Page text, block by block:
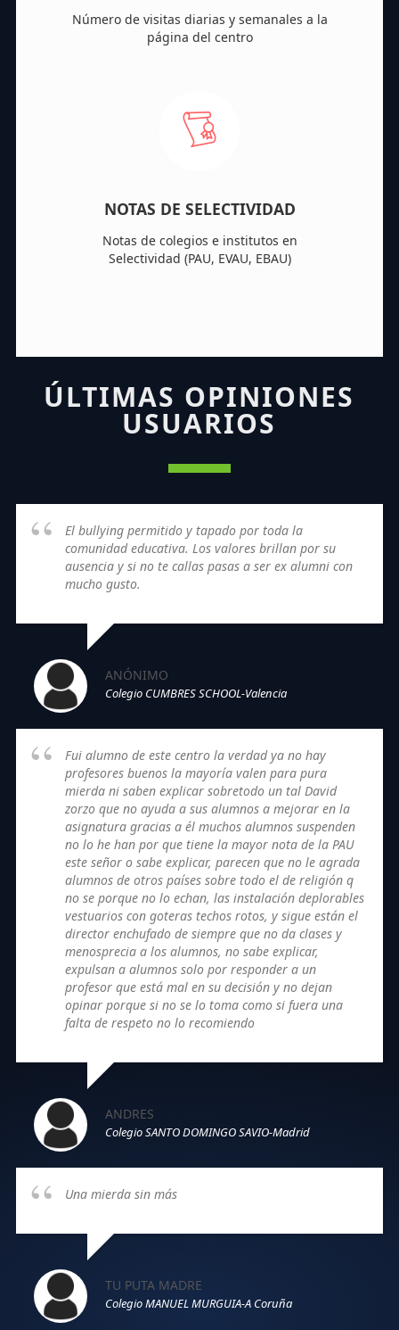
Número de visitas diarias y semanales a la
página del centro
NOTAS DE SELECTIVIDAD
Notas de colegios e institutos en
Selectividad (PAU, EVAU, EBAU)
ÚLTIMAS OPINIONES
USUARIOS
El bullying permitido y tapado por toda la
comunidad educativa. Los valores brillan por su
ausencia y si no te callas pasas a ser ex alumni con
mucho gusto.
ANÓNIMO
Colegio CUMBRES SCHOOL-Valencia
Fui alumno de este centro la verdad ya no hay
profesores buenos la mayoría valen para pura
mierda ni saben explicar sobretodo un tal David
zorzo que no ayuda a sus alumnos a mejorar en la
asignatura gracias a él muchos alumnos suspenden
no lo he han por que tiene la mayor nota de la PAU
este señor o sabe explicar, parecen que no le agrada
alumnos de otros países sobre todo el de religión q
no se porque no lo echan, las instalación deplorables
vestuarios con goteras techos rotos, y sigue están el
director enchufado de siempre que no da clases y
menosprecia a los alumnos, no sabe explicar,
expulsan a alumnos solo por responder a un
profesor que está mal en su decisión y no dejan
opinar porque si no se lo toma como si fuera una
falta de respeto no lo recomiendo
ANDRES
Colegio SANTO DOMINGO SAVIO-Madrid
Una mierda sin más
TU PUTA MADRE
Colegio MANUEL MURGUIA-A Coruña